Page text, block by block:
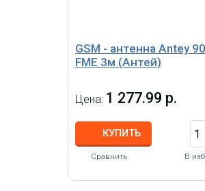
GSM - антенна Antey
FME 3м (Антей)
Цена: 1 277.99 р.
КУПИТЬ
Сравнить В